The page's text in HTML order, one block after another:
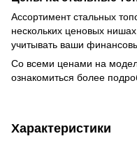
Ассортимент стальных
нескольких ценовых
учитывать ваши
Со всеми ценами на
ознакомиться более
Характеристики